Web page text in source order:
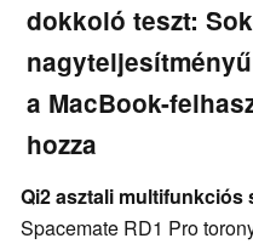
dokkoló teszt:
a MacBook-
hozza
Qi2 asztali multifunkciós
Spacemate RD1 Pro